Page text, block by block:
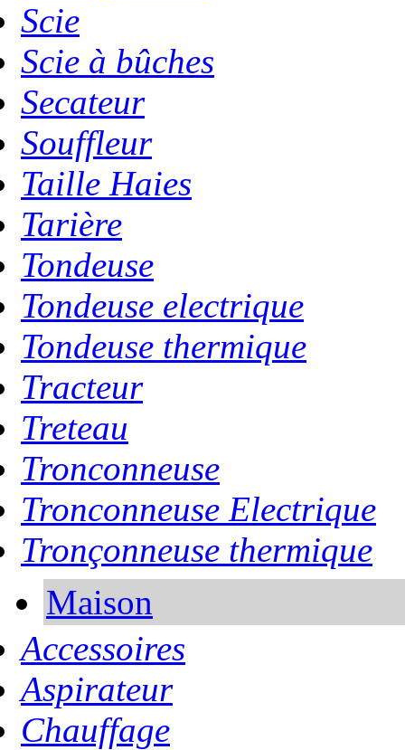
Scie
Scie à bûches
Secateur
Souffleur
Taille Haies
Tarière
Tondeuse
Tondeuse electrique
Tondeuse thermique
Tracteur
Treteau
Tronconneuse
Tronconneuse Electrique
Tronçonneuse thermique
Maison
Accessoires
Aspirateur
Chauffage